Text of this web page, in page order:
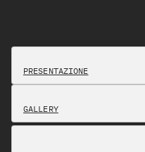
PRESENTAZIONE
GALLERY